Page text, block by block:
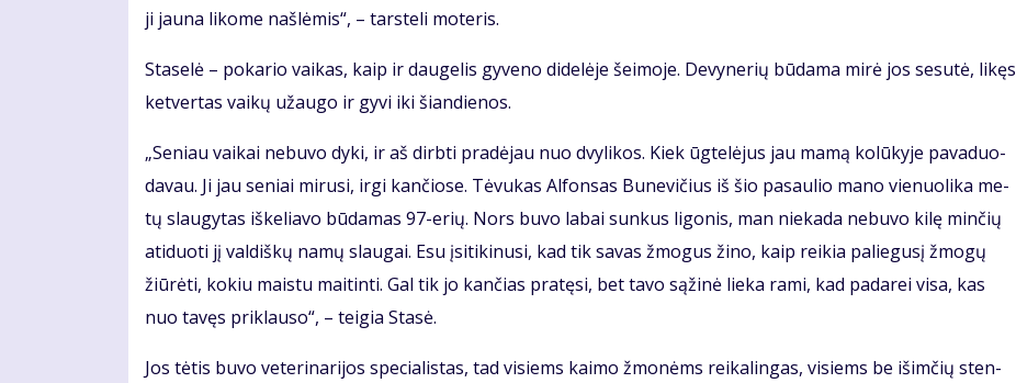
ji jau­na li­ko­me naš­lė­mis“, – tars­te­li mo­te­ris.
Sta­se­lė – po­ka­rio vai­kas, kaip ir dau­ge­lis gy­ve­no di­de­lė­je šei­mo­je. De­vy­ne­rių bū­da­ma mi­rė jos se­su­tė, li­kęs
ket­ver­tas vai­kų už­au­go ir gy­vi iki šian­die­nos.
„Se­niau vai­kai ne­bu­vo dy­ki, ir aš dirb­ti pra­dė­jau nuo dvy­li­kos. Kiek ūg­te­lė­jus jau ma­mą ko­lū­ky­je pa­va­duo­
da­vau. Ji jau se­niai mi­ru­si, ir­gi kan­čio­se. Tė­vu­kas Al­fon­sas Bu­ne­vi­čius iš šio pa­sau­lio ma­no vie­nuo­li­ka me­
tų slau­gy­tas iš­ke­lia­vo bū­da­mas 97-erių. Nors bu­vo la­bai sun­kus li­go­nis, man nie­ka­da ne­bu­vo ki­lę min­čių
ati­duo­ti jį val­diš­kų na­mų slau­gai. Esu įsi­ti­ki­nu­si, kad tik sa­vas žmo­gus ži­no, kaip rei­kia pa­lie­gu­sį žmo­gų
žiū­rė­ti, ko­kiu mais­tu mai­tin­ti. Gal tik jo kan­čias pra­tę­si, bet ta­vo są­ži­nė lie­ka ra­mi, kad pa­da­rei vi­sa, kas
nuo ta­vęs pri­klau­so“, – tei­gia Sta­sė.
Jos tė­tis bu­vo ve­te­ri­na­ri­jos spe­cia­lis­tas, tad vi­siems kai­mo žmo­nėms rei­ka­lin­gas, vi­siems be iš­im­čių sten­